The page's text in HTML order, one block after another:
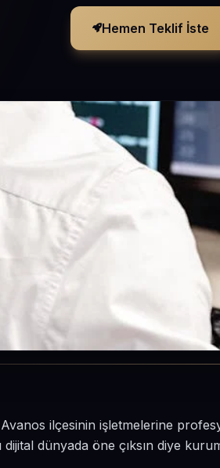
Hemen Teklif İste
ilçesinin işletmelerine
dijital dünyada öne çıksın diye